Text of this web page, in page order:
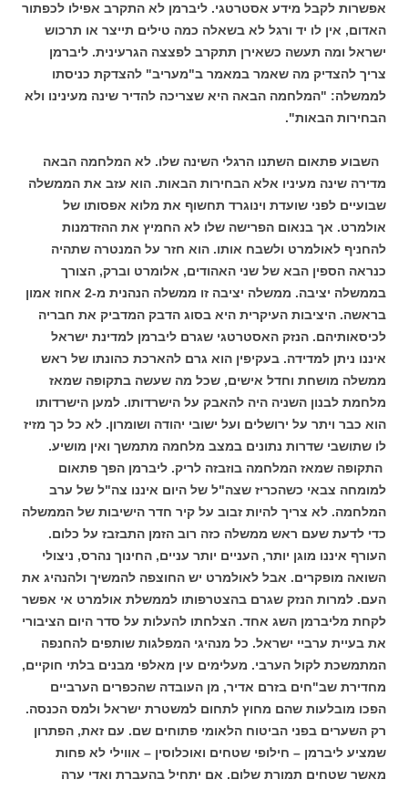
אפשרות לקבל מידע אסטרטגי. ליברמן לא התקרב אפילו לכפתור
האדום, אין לו יד ורגל לא בשאלה כמה טילים תייצר או תרכוש
ישראל ומה תעשה כשאירן תתקרב לפצצה הגרעינית. ליברמן
צריך להצדיק מה שאמר במאמר ב"מעריב" להצדקת כניסתו
לממשלה: "המלחמה הבאה היא שצריכה להדיר שינה מעינינו ולא
הבחירות הבאות".
השבוע פתאום השתנו הרגלי השינה שלו. לא המלחמה הבאה
מדירה שינה מעיניו אלא הבחירות הבאות. הוא עזב את הממשלה
שבועיים לפני שועדת וינוגרד תחשוף את מלוא אפסותו של
אולמרט. אך בנאום הפרישה שלו לא החמיץ את ההזדמנות
להחניף לאולמרט ולשבח אותו. הוא חזר על המנטרה שתהיה
כנראה הספין הבא של שני האהודים, אלומרט וברק, הצורך
בממשלה יציבה.
ממשלה יציבה זו ממשלה הנהנית מ-2 אחוז אמון
בראשה. היציבות העיקרית היא בסוג הדבק המדביק את חבריה
לכיסאותיהם. הנזק האסטרטגי שגרם ליברמן למדינת ישראל
איננו ניתן למדידה. בעקיפין הוא גרם להארכת כהונתו של ראש
ממשלה מושחת וחדל אישים, שכל מה שעשה בתקופה שמאז
מלחמת לבנון השניה היה להאבק על הישרדותו. למען הישרדותו
הוא כבר ויתר על ירושלים ועל ישובי יהודה ושומרון. לא כל כך מזיז
לו שתושבי שדרות נתונים במצב מלחמה מתמשך ואין מושיע.
התקופה שמאז המלחמה בוזבזה לריק. ליברמן הפך פתאום
למומחה צבאי כשהכריז שצה"ל של היום איננו צה"ל של ערב
המלחמה. לא צריך להיות זבוב על קיר חדר הישיבות של הממשלה
כדי לדעת שעם ראש ממשלה כזה רוב הזמן התבזבז על כלום.
העורף איננו מוגן יותר, העניים יותר עניים, החינוך נהרס, ניצולי
השואה מופקרים. אבל לאולמרט יש החוצפה להמשיך ולהנהיג את
העם. למרות הנזק שגרם בהצטרפותו לממשלת אולמרט אי אפשר
לקחת מליברמן השג אחד. הצלחתו להעלות על סדר היום הציבורי
את בעיית ערביי ישראל. כל מנהיגי המפלגות שותפים להחנפה
המתמשכת לקול הערבי. מעלימים עין מאלפי מבנים בלתי חוקיים,
מחדירת שב"חים בזרם אדיר, מן העובדה שהכפרים הערביים
הפכו מובלעות שהם מחוץ לתחום למשטרת ישראל ולמס הכנסה.
רק השערים בפני הביטוח הלאומי פתוחים שם. עם זאת, הפתרון
שמציע ליברמן – חילופי שטחים ואוכלוסין – אווילי לא פחות
מאשר שטחים תמורת שלום. אם יתחיל בהעברת ואדי ערה